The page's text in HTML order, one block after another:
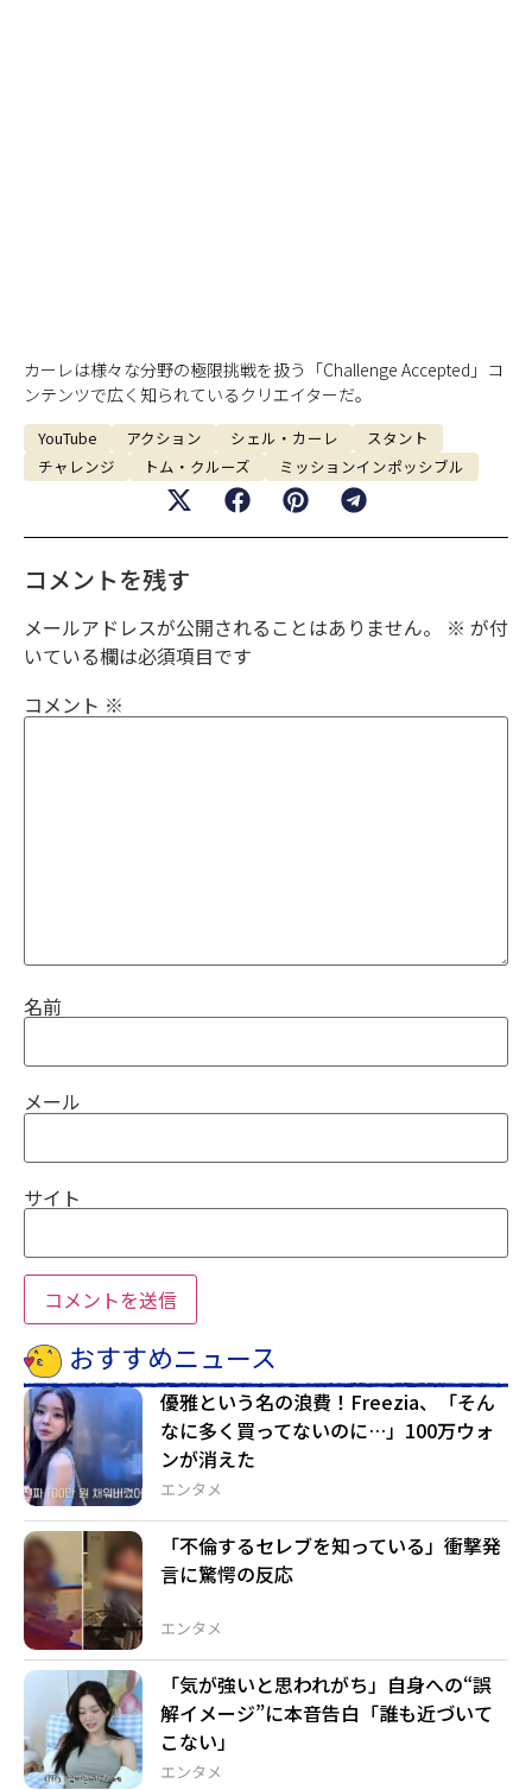
カーレは様々な分野の極限挑戦を扱う「Challenge Accepted」コ
ンテンツで広く知られているクリエイターだ。
YouTube アクション シェル・カーレ
スタント
チャレンジ
トム・クルーズ ミッションインポッシブル
コメントを残す
メールアドレスが公開されることはありません。 ※ が付
いている欄は必須項目です
コメント ※
名前
メール
サイト
おすすめニュース
エンタメ
優雅という名の浪費！Freezia、「そん
なに多く買ってないのに…」100万ウォ
ンが消えた
エンタメ
「不倫するセレブを知っている」衝撃発
言に驚愕の反応
エンタメ
「気が強いと思われがち」自身への“誤
解イメージ”に本音告白「誰も近づいて
こない」